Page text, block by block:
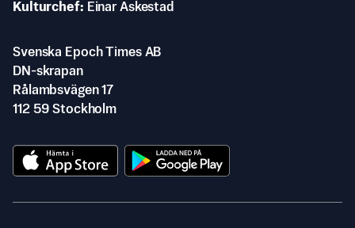
Kulturchef
Einar Askestad
Svenska Epoch Times AB
DN-skrapan
Rålambsvägen 17
112 59 Stockholm